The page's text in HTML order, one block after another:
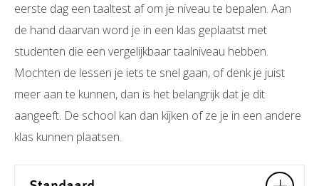
eerste dag een taaltest af om je niveau te bepalen. Aan
de hand daarvan word je in een klas geplaatst met
studenten die een vergelijkbaar taalniveau hebben.
Mochten de lessen je iets te snel gaan, of denk je juist
meer aan te kunnen, dan is het belangrijk dat je dit
aangeeft. De school kan dan kijken of ze je in een andere
klas kunnen plaatsen.